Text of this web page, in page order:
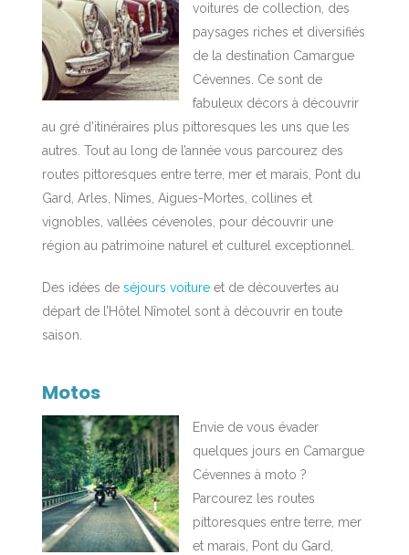
voitures de collection, des
paysages riches et diversifiés
de la destination Camargue
Cévennes. Ce sont de
fabuleux décors à découvrir
au gré d’itinéraires plus pittoresques les uns que les
autres. Tout au long de l’année vous parcourez des
routes pittoresques entre terre, mer et marais, Pont du
Gard, Arles, Nîmes, Aigues-Mortes, collines et
vignobles, vallées cévenoles, pour découvrir une
région au patrimoine naturel et culturel exceptionnel.
Des idées deséjours voiture et de découvertes au
départ de l’Hôtel Nîmotel sont à découvrir en toute
saison.
Motos
Envie de vous évader
quelques jours en Camargue
Cévennes à moto ?
Parcourez les routes
pittoresques entre terre, mer
et marais, Pont du Gard,